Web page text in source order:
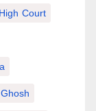
Court